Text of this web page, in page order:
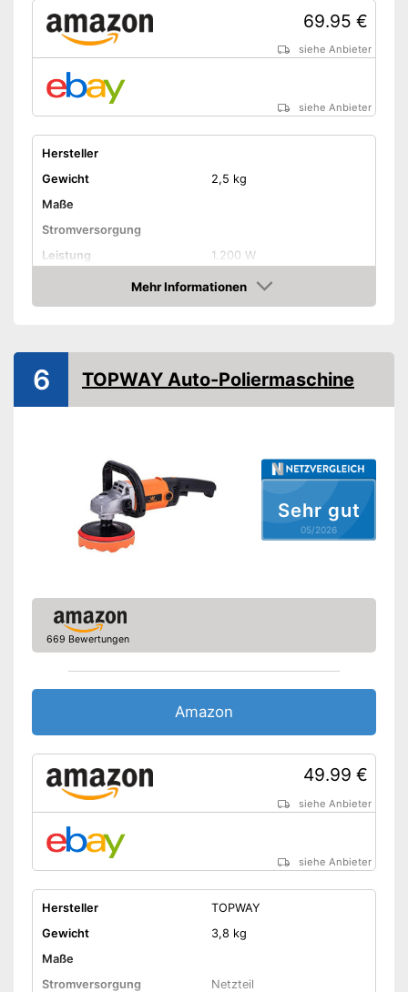
69.95 €
siehe Anbieter
siehe Anbieter
Hersteller
Gewicht
2,5 kg
Maße
Stromversorgung
Leistung
1.200 W
Gummischleifteller
Softgrip
Nachteile
Amazon Lieferzeit
Mehr Informationen
Amazon
Sehr gut
05/2026
6 TOPWAY Auto-Poliermaschine
669 Bewertungen
Amazon
49.99 €
siehe Anbieter
siehe Anbieter
Hersteller
TOPWAY
Gewicht
3,8 kg
Maße
Stromversorgung
Netzteil